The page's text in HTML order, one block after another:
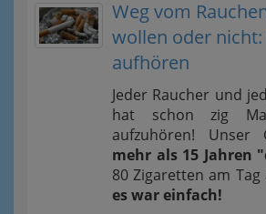
Weg vom
wollen oder nicht:
aufhören
Jeder Raucher und
hat schon zig
aufzuhören! Unser
mehr als 15 Jahren
80 Zigaretten am
es war einfach!